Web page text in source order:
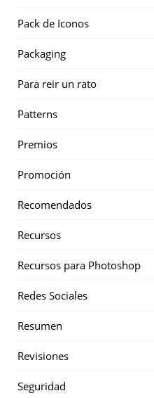
Pack de Iconos
Packaging
Para reir un rato
Patterns
Premios
Promoción
Recomendados
Recursos
Recursos para Photoshop
Redes Sociales
Resumen
Revisiones
Seguridad